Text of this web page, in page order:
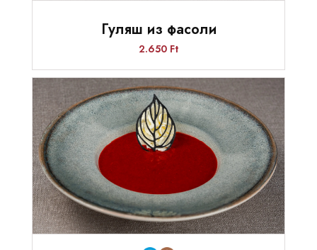
Гуляш из фасоли
2.650 Ft